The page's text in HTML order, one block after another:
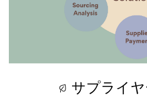
サプライ